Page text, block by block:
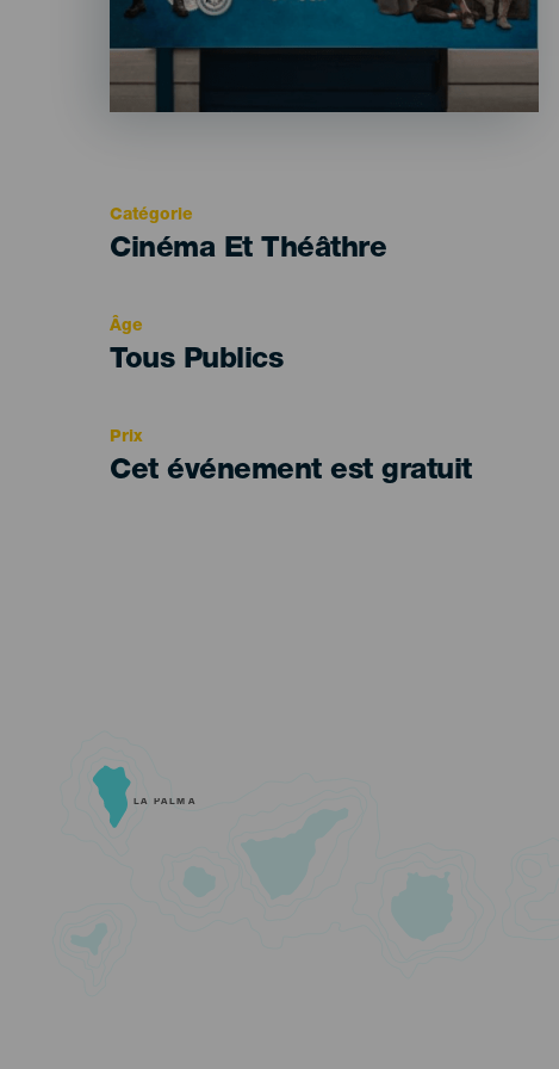
Catégorie
Categoría
Cinéma Et Théâthre
Âge
Edad
Tous Publics
Prix
Cet événement est gratuit
LA PALMA